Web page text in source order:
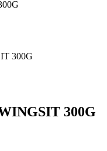
300G
300G